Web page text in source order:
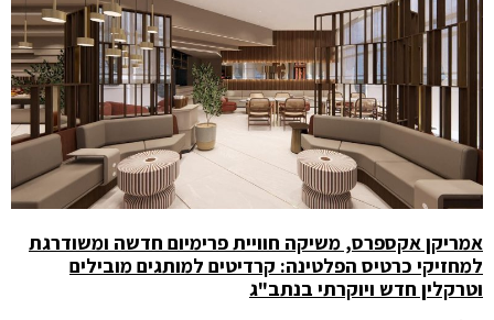
אמריקן אקספרס, משיקה חוויית פרימיום חדשה ומשודרגת
למחזיקי כרטיס הפלטינה: קרדיטים למותגים מובילים
וטרקלין חדש ויוקרתי בנתב"ג